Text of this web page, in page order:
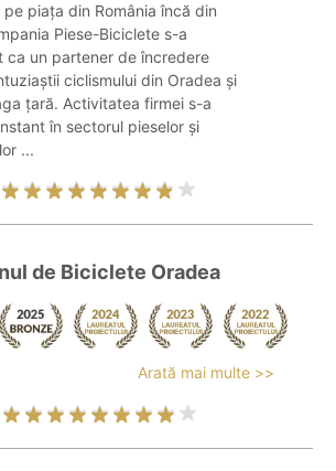
pe piața din România încă din
Piese-Biciclete s-a
ca un partener de încredere
ciclismului din Oradea și
țară. Activitatea firmei s-a
în sectorul pieselor și
...
de Biciclete Oradea
Arată mai multe >>